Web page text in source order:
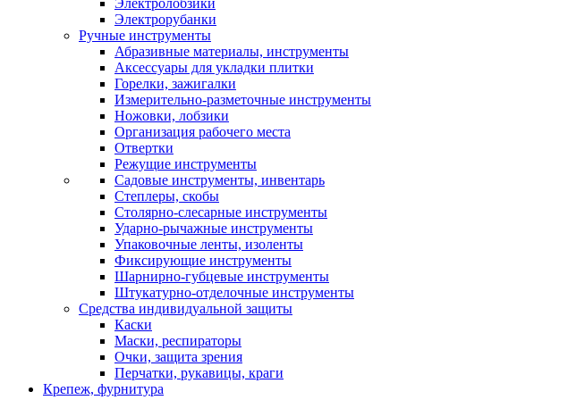
Электрорубанки
Ручные инструменты
Абразивные материалы, инструменты
Аксессуары для укладки плитки
Горелки, зажигалки
Измерительно-разметочные инструменты
Ножовки, лобзики
Организация рабочего места
Отвертки
Режущие инструменты
Садовые инструменты, инвентарь
Степлеры, скобы
Столярно-слесарные инструменты
Ударно-рычажные инструменты
Упаковочные ленты, изоленты
Фиксирующие инструменты
Шарнирно-губцевые инструменты
Штукатурно-отделочные инструменты
Средства индивидуальной защиты
Каски
Маски, респираторы
Очки, защита зрения
Перчатки, рукавицы, краги
Крепеж, фурнитура